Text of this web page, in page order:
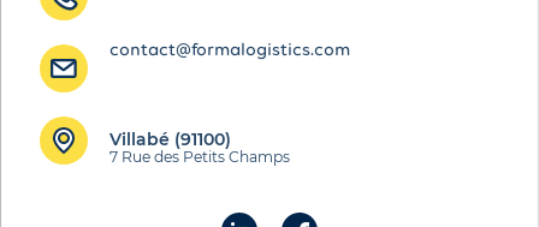
contact@formalogistics.com
Villabé (91100)
7 Rue des Petits Champs